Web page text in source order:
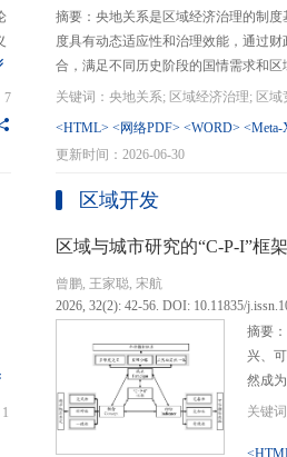
7
摘要：央地关系是区域经济治理的制
度具有动态适应性和治理效能，通过
合，满足不同历史阶段的国情需求和
制，引导区域竞争策略转变，包括竞
生”转向“基本公共服务均等化”，发展
提升区域经济治理效率。另一方面，
域竞争激励的同时，降低区域合作成
等跨区域合作模式，实现国家治理和
的背景下，区域经济治理面临新形势
宜发展新质生产力、构建全国统一大
化探索，进一步丰富和完善中国特色
理支撑。
<HTML> <网络PDF> <WORD>
更新时间：2026-06-30
1
区域开发
区域与城市研究的“C-P-I”框
曾鹏, 王家聪, 宋航
2026, 32(2): 42-56. DOI: 10.11835/
摘要
兴、
然成
的要
而是